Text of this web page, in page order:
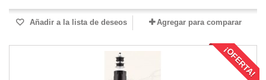
Añadir a la lista de deseos Agregar para comparar
¡OFERTA!